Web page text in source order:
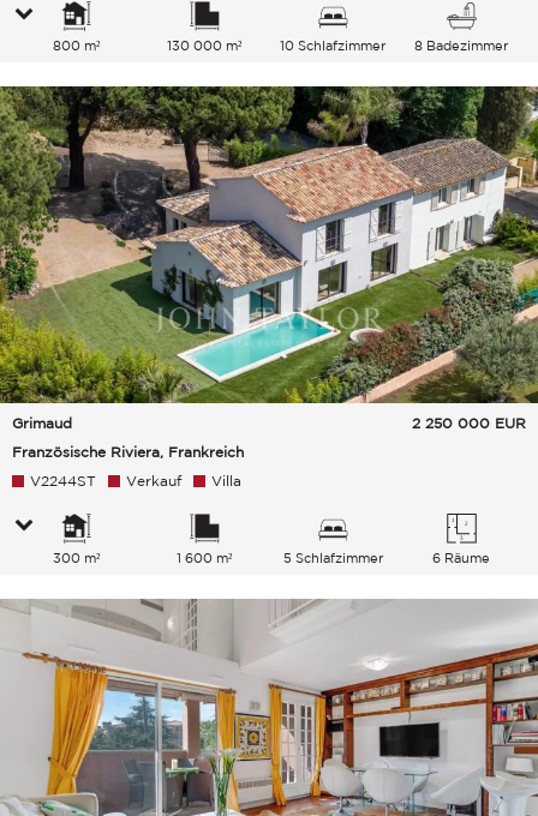
800 m² 130 000 m² 10 Schlafzimmer 8 Badezimmer
Grimaud
Französische Riviera, Frankreich
2 250 000 EUR
V2244ST Verkauf Villa
300 m² 1 600 m² 5 Schlafzimmer 6 Räume